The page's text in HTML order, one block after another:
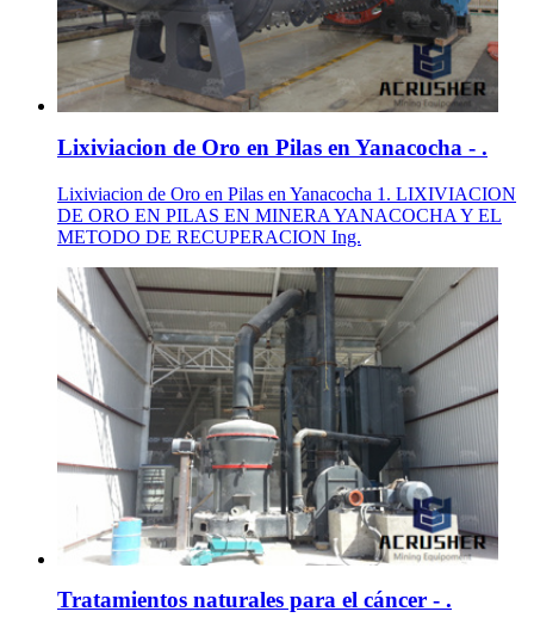
Lixiviacion de Oro en Pilas en Yanacocha - .
Lixiviacion de Oro en Pilas en Yanacocha 1. LIXIVIACION
DE ORO EN PILAS EN MINERA YANACOCHA Y EL
METODO DE RECUPERACION Ing.
Tratamientos naturales para el cáncer - .